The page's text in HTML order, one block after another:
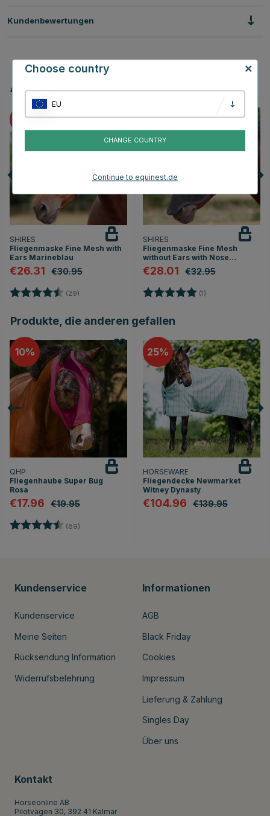
Kundenbewertungen
Andere Produkte, die Ihnen gefallen könnten
SHIRES
Fliegenmaske Fine Mesh with
Ears Marineblau
€26.31 €30.95
Bewertung: (29) 4.9 von 5 Sternen
15
SHIRES
Fliegenmaske Fine Mesh
without Ears with Nose
Marineblau
€28.01 €32.95
Bewertung: (1)
Produkte, die anderen gefallen
10
QHP
Fliegenhaube Super Bug
Rosa
€17.96 €19.95
Bewertung: (89)
25
HORSEWARE
Fliegendecke Newmarket
Witney Dynasty
€104.96 €139.95
Kundenservice
Kundenservice
Meine Seiten
Rücksendung Information
Widerrufsbelehrung
Informationen
AGB
Black Friday
Cookies
Impressum
Lieferung & Zahlung
Singles Day
Über uns
Kontakt
Horseonline AB
Pilotvägen 30, 392 41 Kalmar
Choose country
EU
CHANGE COUNTRY
Continue to equinest.de